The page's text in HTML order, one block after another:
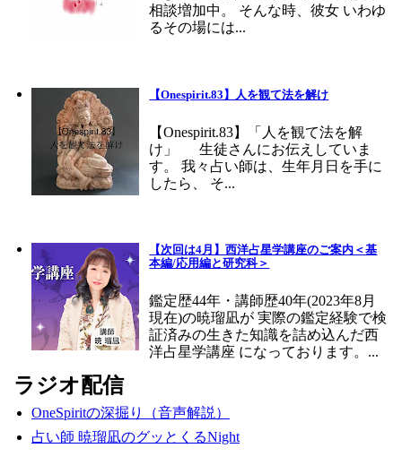
相談増加中。 そんな時、彼女 いわゆ
るその場には...
【Onespirit.83】人を観て法を解け
【Onespirit.83】「人を観て法を解
け」 生徒さんにお伝えしていま
す。 我々占い師は、生年月日を手に
したら、 そ...
【次回は4月】西洋占星学講座のご案内＜基
本編/応用編と研究科＞
鑑定歴44年・講師歴40年(2023年8月
現在)の暁瑠凪が 実際の鑑定経験で検
証済みの生きた知識を詰め込んだ西
洋占星学講座 になっております。...
ラジオ配信
OneSpiritの深掘り（音声解説）
占い師 暁瑠凪のグッとくるNight